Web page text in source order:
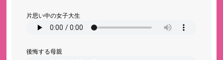
片思い中の女子大生
後悔する母親